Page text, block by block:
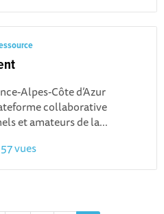
Alpes-Côte d’Azur
collaborative
et amateurs de la...
vues